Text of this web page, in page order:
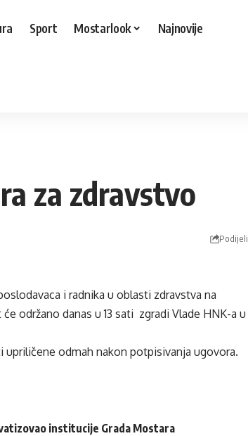
Sport Mostarlook Najnovije
za zdravstvo
Podijeli
i radnika u oblasti zdravstva na
održano danas u 13 sati zgradi Vlade HNK-a u
upriličene odmah nakon potpisivanja ugovora.
institucije Grada Mostara